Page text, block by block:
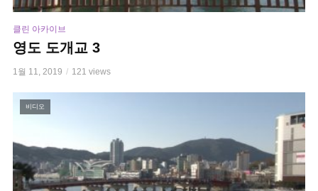
클린 아카이브
영도 도개교 3
1월 11, 2019 121 views
비디오